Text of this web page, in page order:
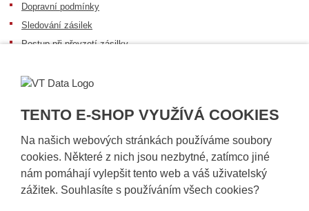
TENTO E-SHOP VYUŽÍVÁ COOKIES
Na našich webových stránkách používáme soubory
cookies. Některé z nich jsou nezbytné, zatímco jiné
nám pomáhají vylepšit tento web a váš uživatelský
zážitek. Souhlasíte s používáním všech cookies?
Dopravní podmínky
Sledování zásilek
Postup při převzetí zásilky
Obecné informace